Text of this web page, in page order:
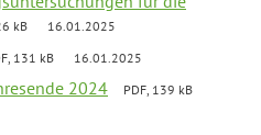
kB 16.01.2025
131 kB 16.01.2025
2024
PDF, 139 kB